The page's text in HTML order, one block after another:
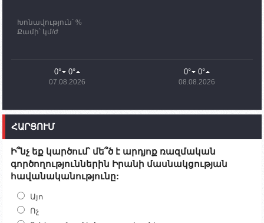
11:03
ՄԱԿ-ի առաքելությունը շատ, շատ, շատ օգտակար
Ադրբեջանի փոխվարչապետն այսօր կմեկնի
Ստեփանակերտ
10:07 02.10.2023
09:38 02.10.2023
Խումբն Արցախում կմնա` մինչև զոհվածների
աճյունների ու անհետ կորածների
Խոնավություն՝ %
Քամի՝ կմ/ժ
0° 0°
07.08.2026
0° 0°
08.08.2026
ՀԱՐՑՈՒՄ
Ի՞նչ եք կարծում՝ մե՞ծ է արդյոք ռազմական
գործողություններին Իրանի մասնակցության
հավանականությունը:
Այո
Ոչ